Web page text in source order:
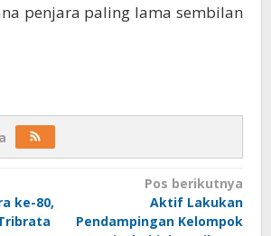
penjara paling lama sembilan
ke-80,
Pos berikutnya
Aktif Lakukan
Pendampingan Kelompok